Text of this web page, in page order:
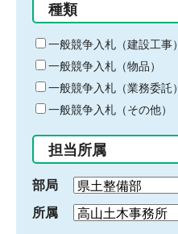
る
キ
ー
ワ
ー
ド
入
力
種類
一般競争入札（建設工事）
一般競争入札（物品）
一般競争入札（業務委託）
一般競争入札（その他）
担当所属
部局
所属